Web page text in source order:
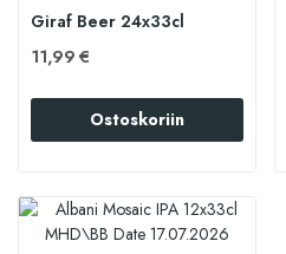
Giraf Beer 24x33cl
11,99 €
Ostoskoriin